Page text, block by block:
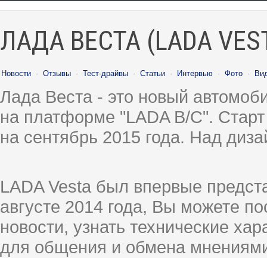
ЛАДА ВЕСТА (LADA
Новости · Отзывы · Тест-драйвы · Статьи · Интервью · Фото ·
Лада Веста - это новый
на платформе "LADA B/C".
на сентябрь 2015 года. Над
LADA Vesta был впервые
августе 2014 года, Вы можете
новости, узнать технические
для общения и обмена